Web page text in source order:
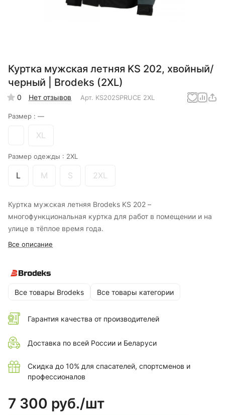
Куртка мужская летняя KS 202, хвойный/
черный | Brodeks (2XL)
0 Нет отзывов Арт. KS202SPRUCE 2XL
Размер : —
XL
Размер одежды : 2XL
L M S 2XL
Куртка мужская летняя Brodeks KS 202 –
многофункциональная куртка для работ в помещении и на
улице в тёплое время года.
Все описание
Все товары Brodeks Все товары категории
Гарантия качества от производителей
Доставка по всей России и Беларуси
Скидка до 10% для спасателей, спортсменов и
профессионалов
7 300 руб./шт